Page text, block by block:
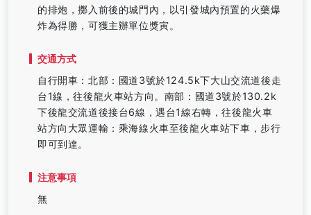
的排炮，擲入前後的城門內，以引發城內預置的火藥爆
炸為得勝，可獲主辦單位獎寅。
交通方式
自行開車：北部：國道3號於124.5k下大山交流道後走
台1線，往後龍火車站方向。南部：國道3號於130.2k
下後龍交流道後接台6線，遇台1線右轉，往後龍火車
站方向大眾運輸：乘海線火車至後龍火車站下車，步行
即可到達。
注意事項
無